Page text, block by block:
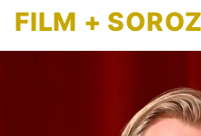
FILM +